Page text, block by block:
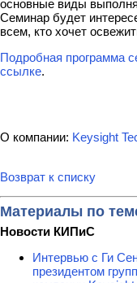
основные виды
Семинар будет
всем, кто хочет
Подробная программа
ссылке.
О компании: Keysight
Возврат к списку
Материалы по
Новости КИПиС
Интервью с Ги
президентом